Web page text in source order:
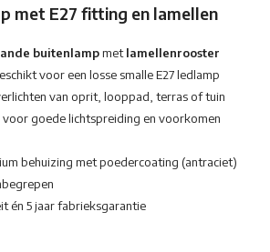
met E27 fitting en lamellen
buitenlampmetlamellenrooster
voor een losse smalle E27 ledlamp
van oprit, looppad, terras of tuin
voor goede lichtspreiding en voorkomen
behuizing met poedercoating (antraciet)
én 5 jaar fabrieksgarantie